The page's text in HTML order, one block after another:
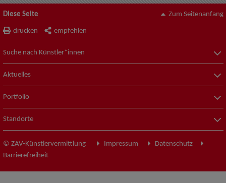
Diese Seite
drucken empfehlen
Zum Seitenanfang
Suche nach Künstler*innen
Aktuelles
Portfolio
Standorte
© ZAV-Künstlervermittlung Impressum
Datenschutz
Barrierefreiheit